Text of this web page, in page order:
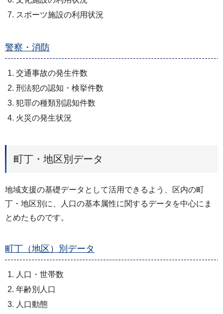
スポーツ施設の利用状況
警察・消防
交通事故の発生件数
刑法犯の認知・検挙件数
犯罪の種類別認知件数
火災の発生状況
町丁・地区別データ
地域支援の基礎データとして活用できるよう、区内の町
丁・地区別に、人口の基本属性に関するデータを中心にま
とめたものです。
町丁（地区）別データ
人口・世帯数
年齢別人口
人口動態